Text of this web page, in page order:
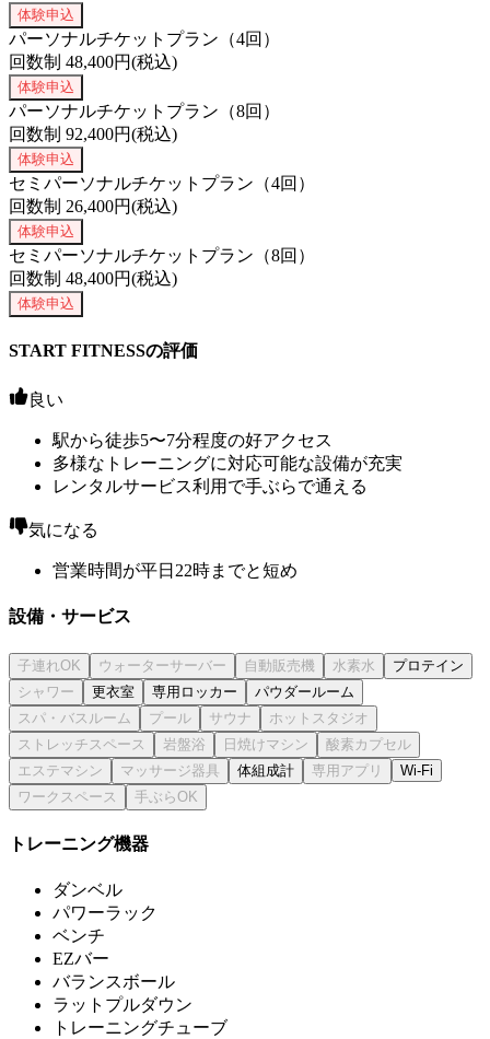
体験申込
パーソナルチケットプラン（4回）
回数制 48,400円(税込)
体験申込
パーソナルチケットプラン（8回）
回数制 92,400円(税込)
体験申込
セミパーソナルチケットプラン（4回）
回数制 26,400円(税込)
体験申込
セミパーソナルチケットプラン（8回）
回数制 48,400円(税込)
体験申込
START FITNESSの評価
良い
駅から徒歩5〜7分程度の好アクセス
多様なトレーニングに対応可能な設備が充実
レンタルサービス利用で手ぶらで通える
気になる
営業時間が平日22時までと短め
設備・サービス
プロテイン
更衣室
専用ロッカー パウダールーム
体組成計 Wi-Fi
トレーニング機器
ダンベル
パワーラック
ベンチ
EZバー
バランスボール
ラットプルダウン
トレーニングチューブ